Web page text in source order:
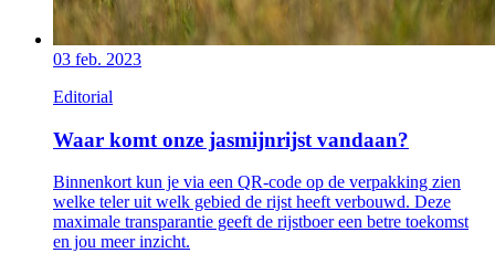
03 feb. 2023
Editorial
Waar komt onze jasmijnrijst vandaan?
Binnenkort kun je via een QR-code op de verpakking zien
welke teler uit welk gebied de rijst heeft verbouwd. Deze
maximale transparantie geeft de rijstboer een betre toekomst
en jou meer inzicht.